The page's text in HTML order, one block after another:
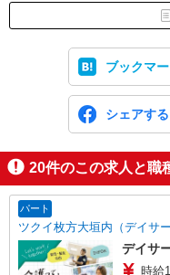
ブックマ
シェアする
20件のこの求人と職
パート
ツクイ枚方大垣内（デイサー
デイサ
時給1,200